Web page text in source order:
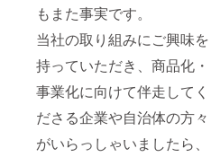
もまた事実です。
当社の取り組みにご興味を
持っていただき、商品化・
事業化に向けて伴走してく
ださる企業や自治体の方々
がいらっしゃいましたら、